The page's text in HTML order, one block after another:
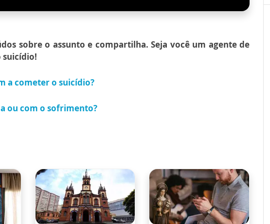
sobre o assunto e compartilha. Seja você um agente de
suicídio!
a cometer o suicídio?
ou com o sofrimento?